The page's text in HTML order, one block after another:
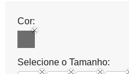
Cor:
Selecione o Tamanho: